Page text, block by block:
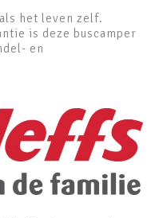
het leven zelf.
is deze buscamper
en